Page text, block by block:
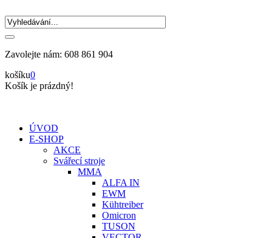
Zavolejte nám: 608 861 904
košíku0
Košík je prázdný!
ÚVOD
E-SHOP
AKCE
Svářecí stroje
MMA
ALFA IN
EWM
Kühtreiber
Omicron
TUSON